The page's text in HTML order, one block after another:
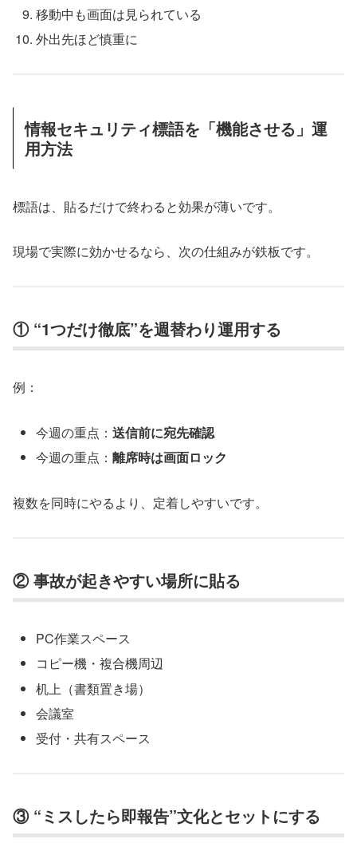
移動中も画面は見られている
外出先ほど慎重に
情報セキュリティ標語を「機能させる」運
用方法
標語は、貼るだけで終わると効果が薄いです。
現場で実際に効かせるなら、次の仕組みが鉄板です。
① “1つだけ徹底”を週替わり運用する
例：
今週の重点：送信前に宛先確認
今週の重点：離席時は画面ロック
複数を同時にやるより、定着しやすいです。
② 事故が起きやすい場所に貼る
PC作業スペース
コピー機・複合機周辺
机上（書類置き場）
会議室
受付・共有スペース
③ “ミスしたら即報告”文化とセットにする